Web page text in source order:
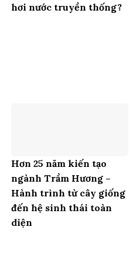
hơi nước truyền thống?
Hơn 25 năm kiến tạo
ngành Trầm Hương –
Hành trình từ cây giống
đến hệ sinh thái toàn
diện